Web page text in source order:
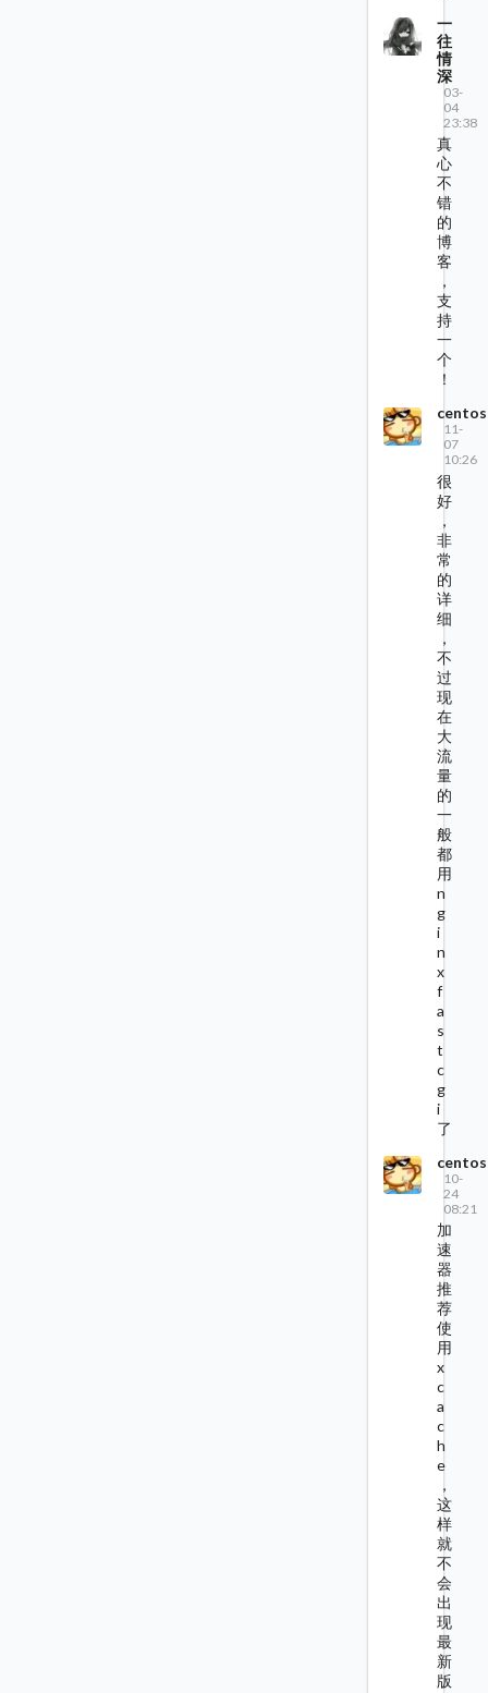
一
往
情
深
03-
04
23:38
真
心
不
错
的
博
客
，
支
持
一
个
！
centos
11-
07
10:26
很
好
，
非
常
的
详
细
，
不
过
现
在
大
流
量
的
一
般
都
用
n
g
i
n
x
f
a
s
t
c
g
i
了
centos
10-
24
08:21
加
速
器
推
荐
使
用
x
c
a
c
h
e
，
这
样
就
不
会
出
现
最
新
版